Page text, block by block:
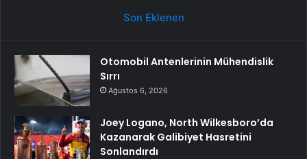
Son Eklenen
Otomobil Antenlerinin Mühendislik
Sırrı
Ağustos 6, 2026
Joey Logano, North Wilkesboro’da
Kazanarak Galibiyet Hasretini
Sonlandırdı